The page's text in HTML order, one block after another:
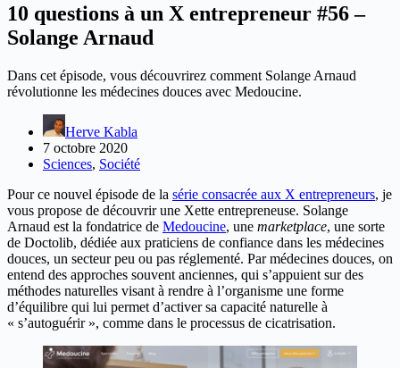
10 questions à un X entrepreneur #56 –
Solange Arnaud
Dans cet épisode, vous découvrirez comment Solange Arnaud
révolutionne les médecines douces avec Medoucine.
Herve Kabla
7 octobre 2020
Sciences, Société
Pour ce nouvel épisode de la série consacrée aux X entrepreneurs, je
vous propose de découvrir une Xette entrepreneuse. Solange
Arnaud est la fondatrice de Medoucine, une marketplace, une sorte
de Doctolib, dédiée aux praticiens de confiance dans les médecines
douces, un secteur peu ou pas réglementé. Par médecines douces, on
entend des approches souvent anciennes, qui s’appuient sur des
méthodes naturelles visant à rendre à l’organisme une forme
d’équilibre qui lui permet d’activer sa capacité naturelle à
« s’autoguérir », comme dans le processus de cicatrisation.